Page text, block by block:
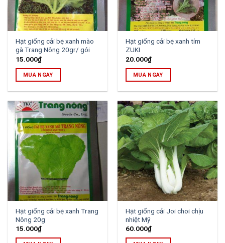
Hạt giống cải bẹ xanh mào
gà Trang Nông 20gr/ gói
15.000₫
MUA NGAY
Hạt giống cải bẹ xanh tím
ZUKI
20.000₫
MUA NGAY
Hạt giống cải bẹ xanh Trang
Nông 20g
15.000₫
Hạt giống cải Joi choi chịu
nhiệt Mỹ
60.000₫